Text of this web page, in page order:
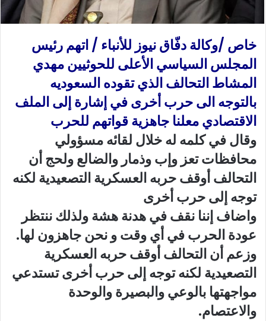
ن
ا
خاص /وكالة دفّاق نيوز للأنباء / اتهم رئيس
المجلس السياسي الأعلى للحوثيين مهدي
المشاط التحالف الذي تقوده السعوديه
بالتوجه الى حرب أخرى في إشارة إلى الملف
الاقتصادي معلنا جاهزية قواتهم للحرب
وقال في كلمه له خلال لقائه مسؤولي
محافظات تعز وإب وذمار والضالع ولحج أن
التحالف أوقف حربه العسكرية التصعيدية لكنه
توجه إلى حرب أخرى
واضاف إننا نقف في هدنة هشة ولذلك ننتظر
عودة الحرب في أي وقت و نحن جاهزون لها.
وزعم أن التحالف أوقف حربه العسكرية
التصعيدية لكنه توجه إلى حرب أخرى تستدعي
مواجهتها بالوعي والبصيرة والوحدة
والاعتصام.